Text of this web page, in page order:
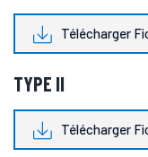
Télécharger
TYPE II
Télécharger